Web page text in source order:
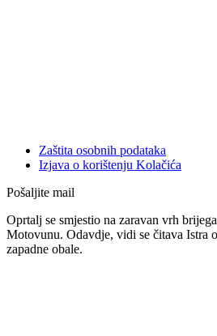
Zaštita osobnih podataka
Izjava o korištenju Kolačića
Pošaljite mail
Oprtalj se smjestio na zaravan vrh
Motovunu. Odavdje, vidi se čitava Istra
zapadne obale.